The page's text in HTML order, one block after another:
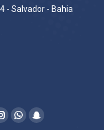
- Salvador - Bahia
Instagram
WhatsappSnapchat